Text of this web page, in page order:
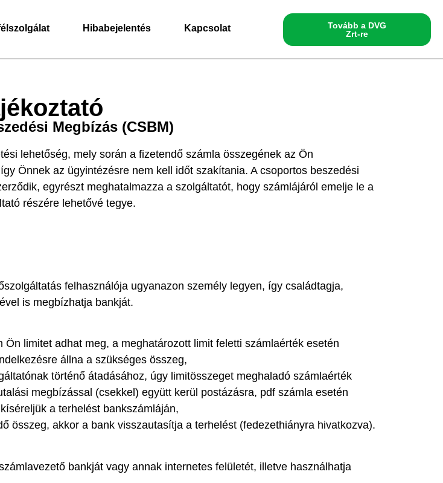
Hibabejelentés Kapcsolat
Tovább a DVG
Zrt-re
Megbízás (CSBM)
lehetőség, mely során a fizetendő számla összegének az Ön
Önnek az ügyintézésre nem kell időt szakítania. A csoportos beszedési
egyrészt meghatalmazza a szolgáltatót, hogy számlájáról emelje le a
részére lehetővé tegye.
felhasználója ugyanazon személy legyen, így családtagja,
is megbízhatja bankját.
limitet adhat meg, a meghatározott limit feletti számlaérték esetén
állna a szükséges összeg,
történő átadásához, úgy limitösszeget meghaladó számlaérték
megbízással (csekkel) együtt kerül postázásra, pdf számla esetén
a terhelést bankszámláján,
összeg, akkor a bank visszautasítja a terhelést (fedezethiányra hivatkozva).
bankját vagy annak internetes felületét, illetve használhatja